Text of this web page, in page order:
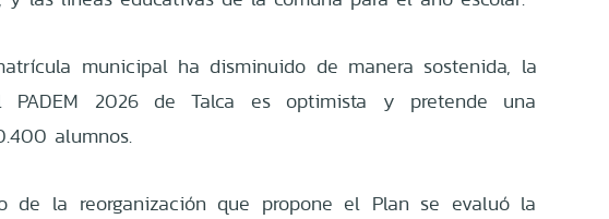
municipal ha disminuido de manera sostenida, la
PADEM 2026 de Talca es optimista y pretende una
alumnos.
de la reorganización que propone el Plan se evaluó la